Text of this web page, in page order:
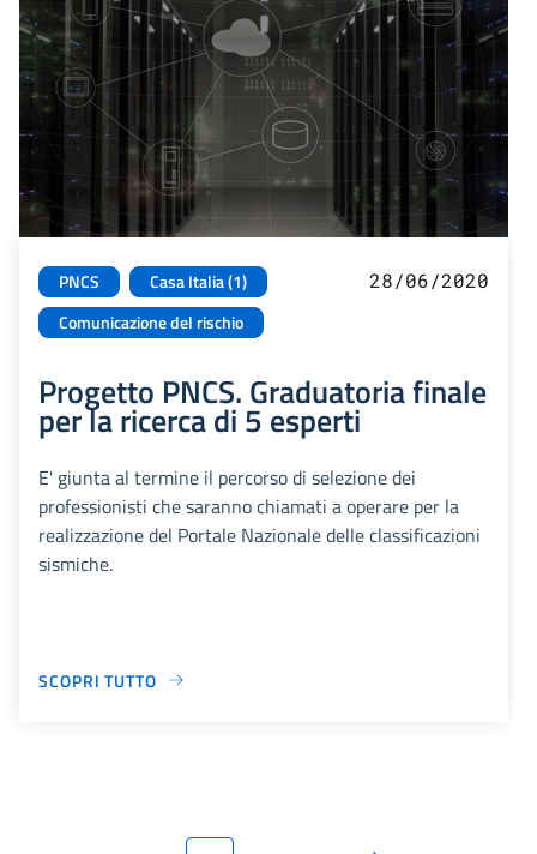
PNCS
Casa Italia (1)
Comunicazione del rischio
28/06/2020
Progetto PNCS. Graduatoria finale
per la ricerca di 5 esperti
E' giunta al termine il percorso di selezione dei
professionisti che saranno chiamati a operare per la
realizzazione del Portale Nazionale delle classificazioni
sismiche.
SCOPRI TUTTO